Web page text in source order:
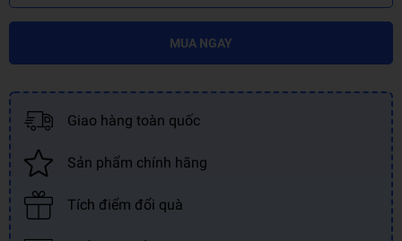
MUA NGAY
Giao hàng toàn quốc
Sản phẩm chính hãng
Tích điểm đổi quà